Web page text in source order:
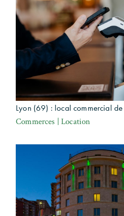
Lyon (69) : local commercial
Commerces | Location